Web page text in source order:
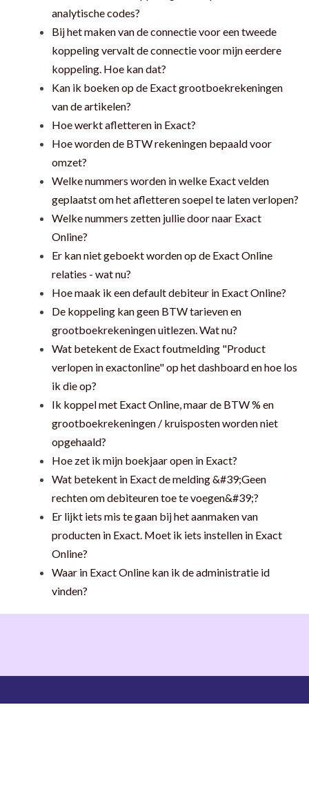
analytische codes?
Bij het maken van de connectie voor een tweede
koppeling vervalt de connectie voor mijn eerdere
koppeling. Hoe kan dat?
Kan ik boeken op de Exact grootboekrekeningen
van de artikelen?
Hoe werkt afletteren in Exact?
Hoe worden de BTW rekeningen bepaald voor
omzet?
Welke nummers worden in welke Exact velden
geplaatst om het afletteren soepel te laten verlopen?
Welke nummers zetten jullie door naar Exact
Online?
Er kan niet geboekt worden op de Exact Online
relaties - wat nu?
Hoe maak ik een default debiteur in Exact Online?
De koppeling kan geen BTW tarieven en
grootboekrekeningen uitlezen. Wat nu?
Wat betekent de Exact foutmelding "Product
verlopen in exactonline" op het dashboard en hoe los
ik die op?
Ik koppel met Exact Online, maar de BTW % en
grootboekrekeningen / kruisposten worden niet
opgehaald?
Hoe zet ik mijn boekjaar open in Exact?
Wat betekent in Exact de melding &#39;Geen
rechten om debiteuren toe te voegen&#39;?
Er lijkt iets mis te gaan bij het aanmaken van
producten in Exact. Moet ik iets instellen in Exact
Online?
Waar in Exact Online kan ik de administratie id
vinden?